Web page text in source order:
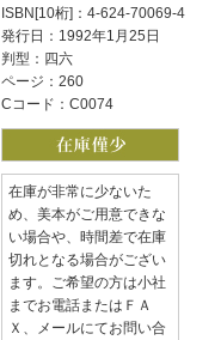
ISBN[10桁]：4-624-70069-4
発行日：1992年1月25日
判型：四六
ページ：260
Cコード：C0074
在庫が非常に少ないた
め、美本がご用意できな
い場合や、時間差で在庫
切れとなる場合がござい
ます。ご希望の方は小社
までお電話またはＦＡ
Ｘ、メールにてお問い合